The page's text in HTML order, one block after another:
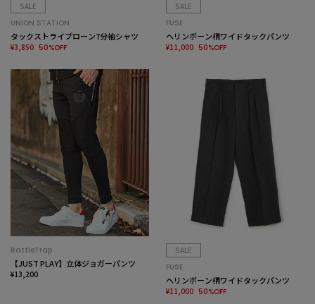
SALE
UNION STATION
タックストライプローン7分袖シャツ
¥3,850 50%OFF
SALE
FUSE
ヘリンボーン柄ワイドタックパンツ
¥11,000 50%OFF
RattleTrap
【JUST PLAY】立体ジョガーパンツ
¥13,200
SALE
FUSE
ヘリンボーン柄ワイドタックパンツ
¥11,000 50%OFF